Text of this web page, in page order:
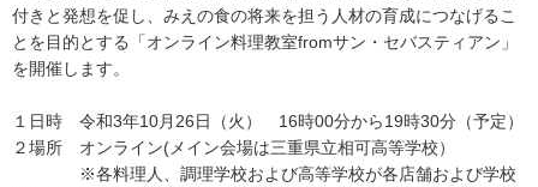
付きと発想を促し、みえの食の将来を担う人材の育成につなげるこ
とを目的とする「オンライン料理教室fromサン・セバスティアン」
を開催します。
１日時 令和3年10月26日（火） 16時00分から19時30分（予定）
２場所 オンライン(メイン会場は三重県立相可高等学校）
※各料理人、調理学校および高等学校が各店舗および学校